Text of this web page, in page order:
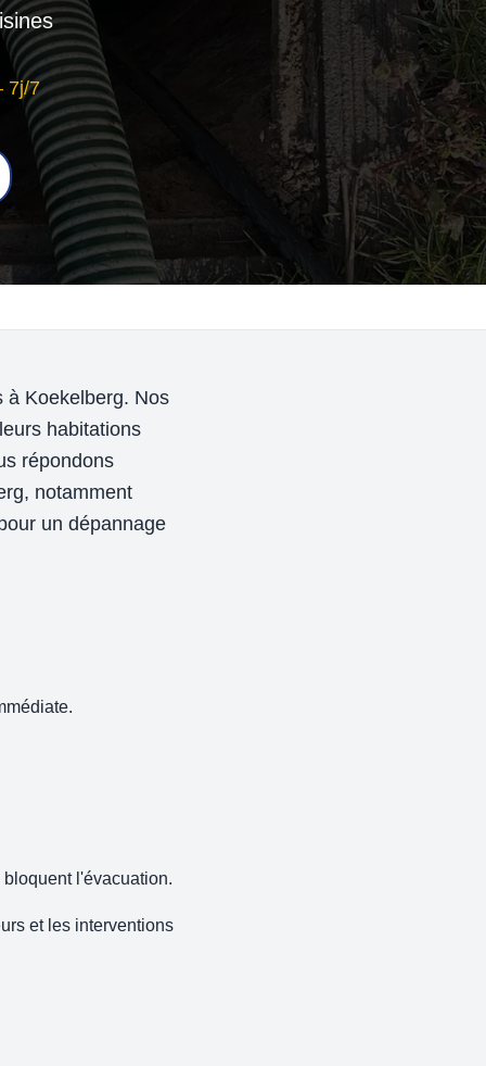
7j/7
à Koekelberg. Nos
habitations
répondons
notamment
un dépannage
l'évacuation.
et les interventions